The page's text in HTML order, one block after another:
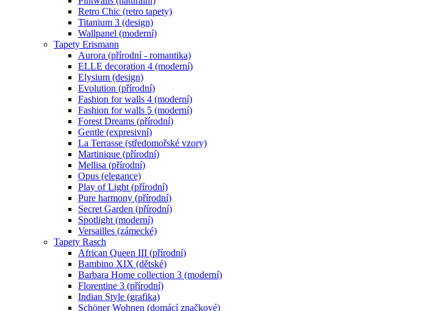
Retro Chic (retro tapety)
Titanium 3 (design)
Wallpanel (moderní)
Tapety Erismann
Aurora (přírodní - romantika)
ELLE decoration 4 (moderní)
Elysium (design)
Evolution (přírodní)
Fashion for walls 4 (moderní)
Fashion for walls 5 (moderní)
Forest Dreams (přírodní)
Gentle (expresivní)
La Terrasse (středomořské vzory)
Martinique (přírodní)
Mellisa (přírodní)
Opus (elegance)
Play of Light (přírodní)
Pure harmony (přírodní)
Secret Garden (přírodní)
Spotlight (moderní)
Versailles (zámecké)
Tapety Rasch
African Queen III (přírodní)
Bambino XIX (dětské)
Barbara Home collection 3 (moderní)
Florentine 3 (přírodní)
Indian Style (grafika)
Schöner Wohnen (domácí značkové)